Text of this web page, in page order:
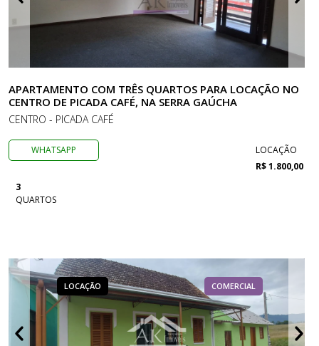
APARTAMENTO COM TRÊS QUARTOS PARA LOCAÇÃO NO
CENTRO DE PICADA CAFÉ, NA SERRA GAÚCHA
CENTRO - PICADA CAFÉ
WHATSAPP
LOCAÇÃO
R$ 1.800,00
3
QUARTOS
LOCAÇÃO COMERCIAL